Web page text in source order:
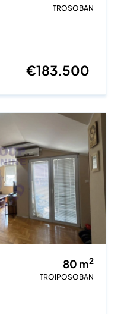
TROSOBAN
€183.500
80 m2
TROIPOSOBAN